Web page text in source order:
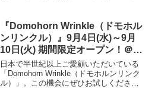
入場一般有料お問い合わせ...
『Domohorn Wrinkle（ドモホル
ンリンクル）』9月4日(水)～9月
10日(火) 期間限定オープン！＠ア
ミュプラザくまもと 2F
日本で半世紀以上ご愛顧いただいている
「Domohorn Wrinkle（ドモホルンリンク
ル）」。この機会にぜひお試しくださ